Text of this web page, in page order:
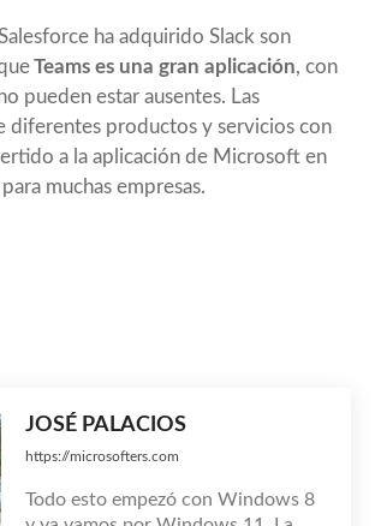
ha adquirido Slack son
Teams es una gran aplicación, con
pueden estar ausentes. Las
diferentes productos y servicios con
a la aplicación de Microsoft en
muchas empresas.
JOSÉ PALACIOS
https://microsofters.com
Todo esto empezó con Windows 8